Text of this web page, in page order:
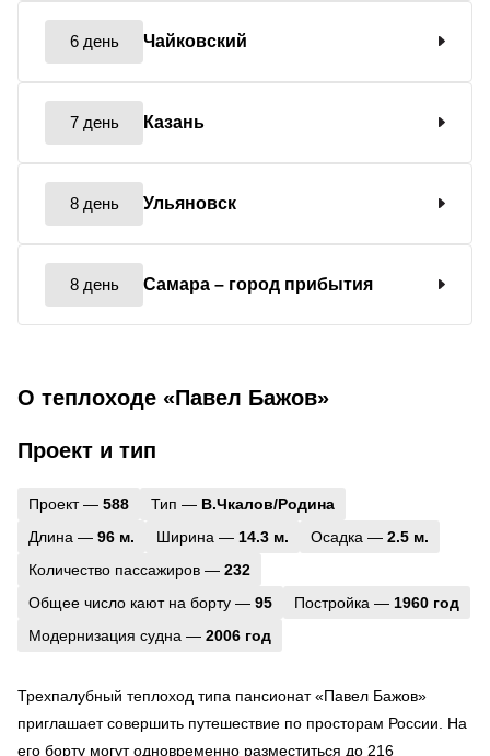
6 день Чайковский
7 день Казань
8 день Ульяновск
8 день Самара – город прибытия
О теплоходе «Павел Бажов»
Проект и тип
Проект — 588 Тип — В.Чкалов/Родина
Длина — 96 м. Ширина — 14.3 м. Осадка — 2.5 м.
Количество пассажиров — 232
Общее число кают на борту — 95 Постройка — 1960 год
Модернизация судна — 2006 год
Трехпалубный теплоход типа пансионат «Павел Бажов»
приглашает совершить путешествие по просторам России. На
его борту могут одновременно разместиться до 216